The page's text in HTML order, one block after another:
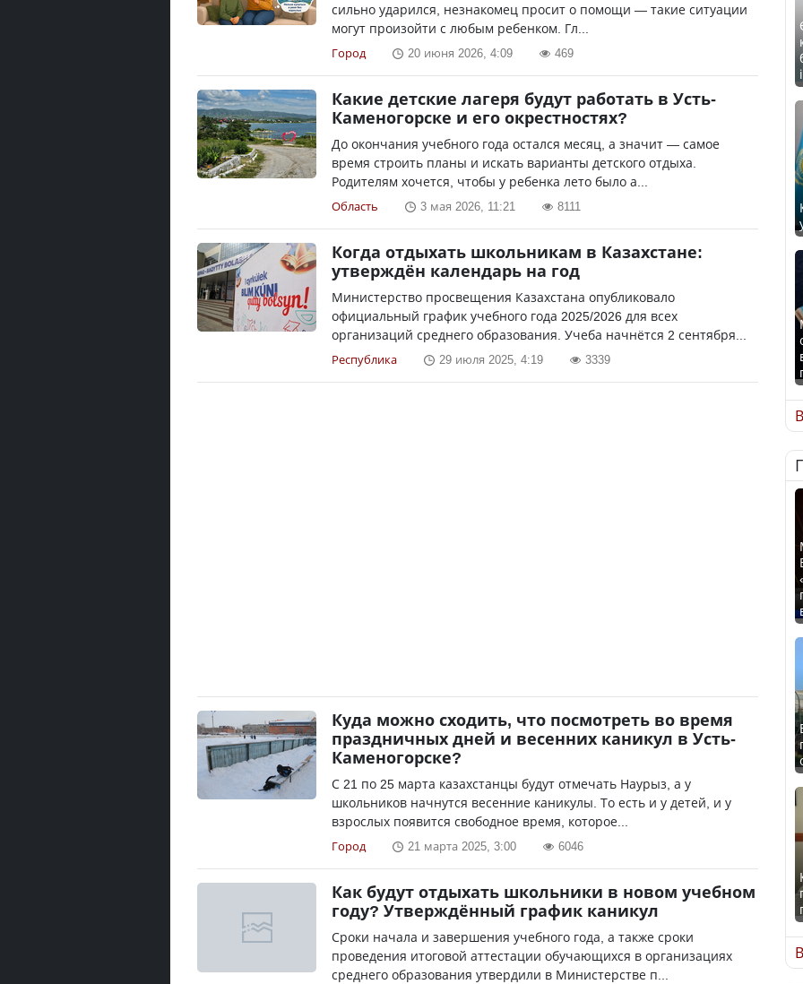
сильно ударился, незнакомец просит о помощи — такие ситуации
могут произойти с любым ребенком. Гл...
Город 20 июня 2026, 4:09 469
Какие детские лагеря будут работать в Усть-
Каменогорске и его окрестностях?
До окончания учебного года остался месяц, а значит — самое
время строить планы и искать варианты детского отдыха.
Родителям хочется, чтобы у ребенка лето было а...
Область 3 мая 2026, 11:21 8111
Когда отдыхать школьникам в Казахстане:
утверждён календарь на год
Министерство просвещения Казахстана опубликовало
официальный график учебного года 2025/2026 для всех
организаций среднего образования. Учеба начнётся 2 сентября...
Республика 29 июля 2025, 4:19 3339
Куда можно сходить, что посмотреть во время
праздничных дней и весенних каникул в Усть-
Каменогорске?
С 21 по 25 марта казахстанцы будут отмечать Наурыз, а у
школьников начнутся весенние каникулы. То есть и у детей, и у
взрослых появится свободное время, которое...
Город 21 марта 2025, 3:00 6046
Как будут отдыхать школьники в новом учебном
году? Утверждённый график каникул
Сроки начала и завершения учебного года, а также сроки
проведения итоговой аттестации обучающихся в организациях
среднего образования утвердили в Министерстве п...